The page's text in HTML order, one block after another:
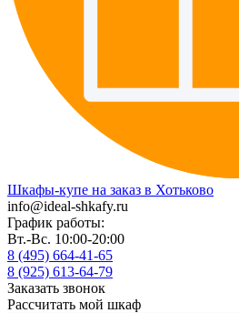
Шкафы-купе на заказ в Хотьково
info@ideal-shkafy.ru
График работы:
Вт.-Вс. 10:00-20:00
8 (495) 664-41-65
8 (925) 613-64-79
Заказать звонок
Рассчитать мой шкаф